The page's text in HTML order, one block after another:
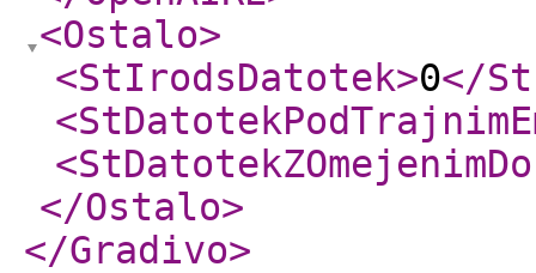
<Ostalo>
<StIrodsDatotek>0</
</Ostalo>
</Gradivo>